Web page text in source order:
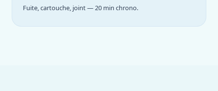
Fuite, cartouche, joint — 20 min chrono.